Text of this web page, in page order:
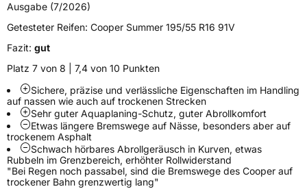
ModellnameSummer
FahrzeugartPKW & SUV
Weitere Eigenschaften
SchlauchtypTL
ZustandNeureifen
VerstärktXL
Ausgabe (7/2026)
Getesteter Reifen: Cooper Summer 195/55 R16 91V
Fazit: gut
Platz 7 von 8 | 7,4 von 10 Punkten
Sichere, präzise und verlässliche Eigenschaften im Handling
auf nassen wie auch auf trockenen Strecken
Sehr guter Aquaplaning-Schutz, guter Abrollkomfort
Etwas längere Bremswege auf Nässe, besonders aber auf
trockenem Asphalt
Schwach hörbares Abrollgeräusch in Kurven, etwas
Rubbeln im Grenzbereich, erhöhter Rollwiderstand
"Bei Regen noch passabel, sind die Bremswege des Cooper auf
trockener Bahn grenzwertig lang"